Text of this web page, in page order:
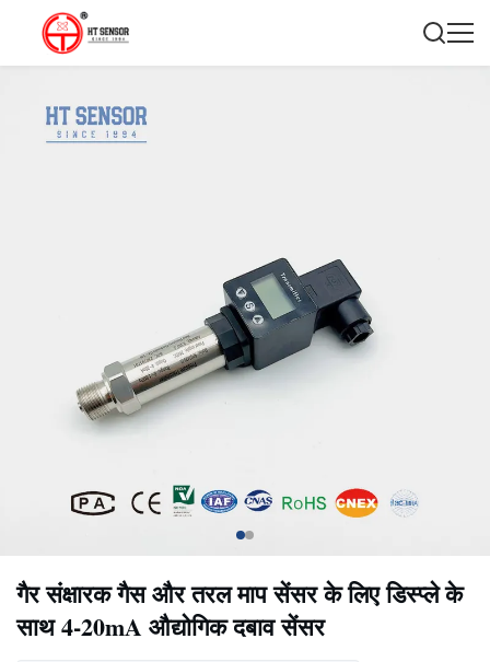
गैर संक्षारक गैस और तरल माप सेंसर के लिए डिस्प्ले के
साथ 4-20mA औद्योगिक दबाव सेंसर